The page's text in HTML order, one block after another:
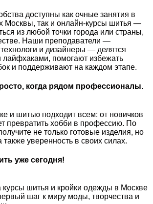
доступны как очные занятия в
Москвы, так и онлайн-курсы шитья —
из любой точки города или страны,
Наши преподаватели —
и дизайнеры — делятся
помогают избежать
и поддерживают на каждом этапе.
когда рядом профессионалы.
и шитью подходит всем: от новичков
превратить хобби в профессию. По
не только готовые изделия, но
также уверенность в своих силах.
уже сегодня!
курсы шитья и кройки одежды в Москве
шаг к миру моды, творчества и